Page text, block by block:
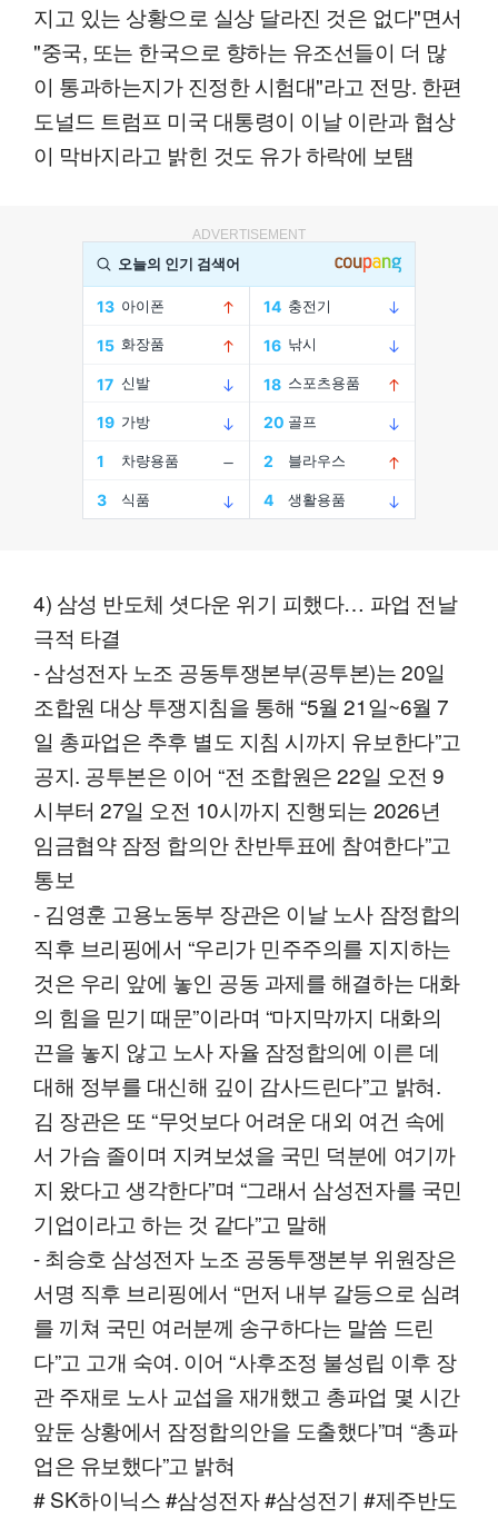
지고 있는 상황으로 실상 달라진 것은 없다"면서
"중국, 또는 한국으로 향하는 유조선들이 더 많
이 통과하는지가 진정한 시험대"라고 전망. 한편
도널드 트럼프 미국 대통령이 이날 이란과 협상
이 막바지라고 밝힌 것도 유가 하락에 보탬
ADVERTISEMENT
4) 삼성 반도체 셧다운 위기 피했다… 파업 전날
극적 타결
- 삼성전자 노조 공동투쟁본부(공투본)는 20일
조합원 대상 투쟁지침을 통해 “5월 21일~6월 7
일 총파업은 추후 별도 지침 시까지 유보한다”고
공지. 공투본은 이어 “전 조합원은 22일 오전 9
시부터 27일 오전 10시까지 진행되는 2026년
임금협약 잠정 합의안 찬반투표에 참여한다”고
통보
- 김영훈 고용노동부 장관은 이날 노사 잠정합의
직후 브리핑에서 “우리가 민주주의를 지지하는
것은 우리 앞에 놓인 공동 과제를 해결하는 대화
의 힘을 믿기 때문”이라며 “마지막까지 대화의
끈을 놓지 않고 노사 자율 잠정합의에 이른 데
대해 정부를 대신해 깊이 감사드린다”고 밝혀.
김 장관은 또 “무엇보다 어려운 대외 여건 속에
서 가슴 졸이며 지켜보셨을 국민 덕분에 여기까
지 왔다고 생각한다”며 “그래서 삼성전자를 국민
기업이라고 하는 것 같다”고 말해
- 최승호 삼성전자 노조 공동투쟁본부 위원장은
서명 직후 브리핑에서 “먼저 내부 갈등으로 심려
를 끼쳐 국민 여러분께 송구하다는 말씀 드린
다”고 고개 숙여. 이어 “사후조정 불성립 이후 장
관 주재로 노사 교섭을 재개했고 총파업 몇 시간
앞둔 상황에서 잠정합의안을 도출했다”며 “총파
업은 유보했다”고 밝혀
# SK하이닉스 #삼성전자 #삼성전기 #제주반도